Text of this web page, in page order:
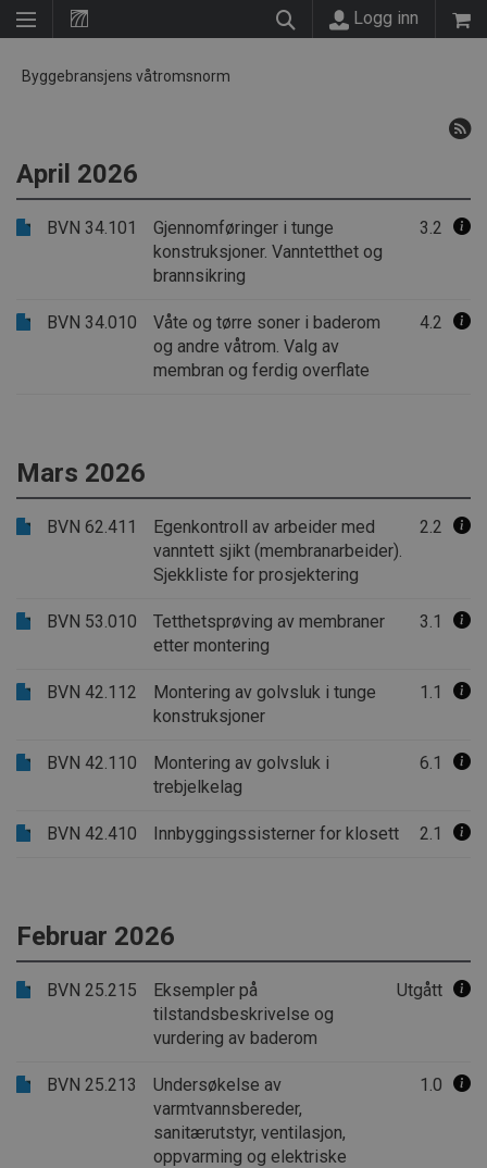
Logg inn
Byggebransjens våtromsnorm
April 2026
BVN 34.101
Gjennomføringer i tunge
konstruksjoner. Vanntetthet og
brannsikring
3.2
BVN 34.010
Våte og tørre soner i baderom
og andre våtrom. Valg av
membran og ferdig overflate
4.2
Mars 2026
BVN 62.411
Egenkontroll av arbeider med
vanntett sjikt (membranarbeider).
Sjekkliste for prosjektering
2.2
BVN 53.010
Tetthetsprøving av membraner
etter montering
3.1
BVN 42.112
Montering av golvsluk i tunge
konstruksjoner
1.1
BVN 42.110
Montering av golvsluk i
trebjelkelag
6.1
BVN 42.410 Innbyggingssisterner for klosett 2.1
Februar 2026
BVN 25.215
Eksempler på
tilstandsbeskrivelse og
vurdering av baderom
Utgått
BVN 25.213
Undersøkelse av
varmtvannsbereder,
sanitærutstyr, ventilasjon,
oppvarming og elektriske
1.0